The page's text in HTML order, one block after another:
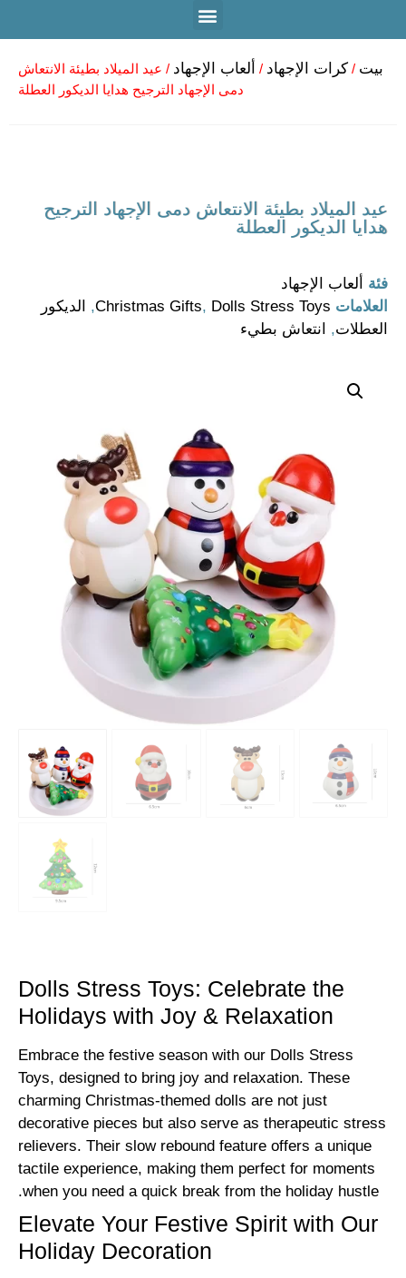
بيت / كرات الإجهاد / ألعاب الإجهاد / عيد الميلاد بطيئة الانتعاش
دمى الإجهاد الترجيح هدايا الديكور العطلة
عيد الميلاد بطيئة الانتعاش دمى الإجهاد الترجيح
هدايا الديكور العطلة
فئة
ألعاب الإجهاد
العلامات
Christmas Gifts, Dolls Stress Toys
,
الديكور
العطلات, انتعاش بطيء
Dolls Stress Toys: Celebrate the
Holidays with Joy & Relaxation
Embrace the festive season with our Dolls Stress
Toys, designed to bring joy and relaxation. These
charming Christmas-themed dolls are not just
decorative pieces but also serve as therapeutic stress
relievers. Their slow rebound feature offers a unique
tactile experience, making them perfect for moments
when you need a quick break from the holiday hustle.
Elevate Your Festive Spirit with Our
Holiday Decoration